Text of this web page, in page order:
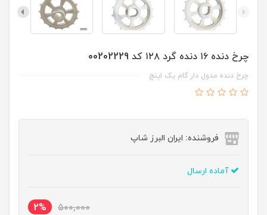
چرخ دنده ۱۶ دنده گرد ۱۲۸ کد 00202229
چرخ دنده مدول دار گام یک اینچ
فروشنده: ایران البرز شاپ
آماده ارسال
500,000
2%